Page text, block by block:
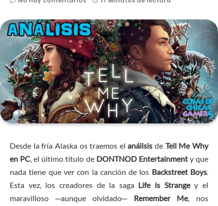
Desde la fría Alaska os traemos elanálisisde Tell Me Why
en PC, el último título de DONTNOD Entertainmenty que
nada tiene que ver con la canción de los Backstreet Boys.
Esta vez, los creadores de la saga Life is Strangey el
maravilloso ─aunque olvidado─ Remember Me, nos